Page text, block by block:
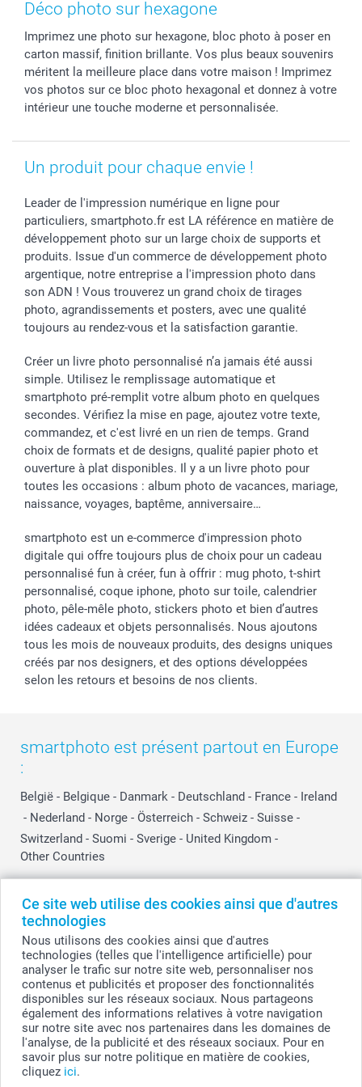
Ce site web utilise des cookies ainsi que d'autres
technologies
Nous utilisons des cookies ainsi que d'autres
technologies (telles que l'intelligence artificielle) pour
analyser le trafic sur notre site web, personnaliser nos
contenus et publicités et proposer des fonctionnalités
disponibles sur les réseaux sociaux. Nous partageons
également des informations relatives à votre navigation
sur notre site avec nos partenaires dans les domaines de
l'analyse, de la publicité et des réseaux sociaux. Pour en
savoir plus sur notre politique en matière de cookies,
cliquez ici.
Stickers & Etiquettes
Cadres photo & accessoires déco
Dénicheur d'idées cadeau
Fête des Pères
Communion
Baptême
Toussaint
Rentrée des classes
Vie privée
Gestion des cookies
Tarifs
Partenariats & Influence
smartbonus
smartfriends
Livraison
Modes de paiement
Grandes quantités
Déco photo sur hexagone
Imprimez une photo sur hexagone, bloc photo à poser en
carton massif, finition brillante. Vos plus beaux souvenirs
méritent la meilleure place dans votre maison ! Imprimez
vos photos sur ce bloc photo hexagonal et donnez à votre
intérieur une touche moderne et personnalisée.
Un produit pour chaque envie !
Leader de l'impression numérique en ligne pour
particuliers, smartphoto.fr est LA référence en matière de
développement photo sur un large choix de supports et
produits. Issue d'un commerce de développement photo
argentique, notre entreprise a l'impression photo dans
son ADN ! Vous trouverez un grand choix de tirages
photo, agrandissements et posters, avec une qualité
toujours au rendez-vous et la satisfaction garantie.
Créer un livre photo personnalisé n’a jamais été aussi
simple. Utilisez le remplissage automatique et
smartphoto pré-remplit votre album photo en quelques
secondes. Vérifiez la mise en page, ajoutez votre texte,
commandez, et c'est livré en un rien de temps. Grand
choix de formats et de designs, qualité papier photo et
ouverture à plat disponibles. Il y a un livre photo pour
toutes les occasions : album photo de vacances, mariage,
naissance, voyages, baptême, anniversaire…
smartphoto est un e-commerce d'impression photo
digitale qui offre toujours plus de choix pour un cadeau
personnalisé fun à créer, fun à offrir : mug photo, t-shirt
personnalisé, coque iphone, photo sur toile, calendrier
photo, pêle-mêle photo, stickers photo et bien d’autres
idées cadeaux et objets personnalisés. Nous ajoutons
tous les mois de nouveaux produits, des designs uniques
créés par nos designers, et des options développées
selon les retours et besoins de nos clients.
smartphoto est présent partout en Europe
:
België - Belgique - Danmark - Deutschland - France - Ireland
- Nederland - Norge - Österreich - Schweiz - Suisse -
Switzerland - Suomi - Sverige - United Kingdom -
Other Countries
© smartphoto group. Tous droits réservés
smartphoto group SA.
Siège social : Kwatrechtsteenweg 160, 9230 Wetteren, Belgique
Numéro de TVA BE 0405.706.755
Numéro d'entreprise 0405.706.755.
Coordonnées bancaires: IBAN BE71 2850 2711 5569 - BIC: GEBABEBB
Tous les prix sont en EURO (€), TVA incluse et hors frais de port.